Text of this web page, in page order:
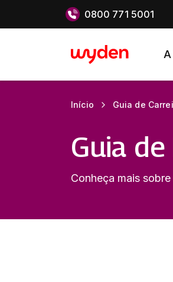
0800 771 5001
Início Guia de
Guia
Conheça mais